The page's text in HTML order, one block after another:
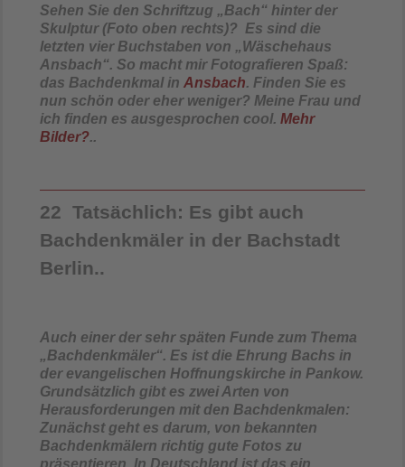
Sehen Sie den Schriftzug „Bach“ hinter der
Skulptur (Foto oben rechts)? Es sind die
letzten vier Buchstaben von „Wäschehaus
Ansbach“. So macht mir Fotografieren Spaß:
das Bachdenkmal in Ansbach. Finden Sie es
nun schön oder eher weniger? Meine Frau und
ich finden es ausgesprochen cool. Mehr
Bilder?..
22 Tatsächlich: Es gibt auch
Bachdenkmäler in der Bachstadt
Berlin..
Auch einer der sehr späten Funde zum Thema
„Bachdenkmäler“. Es ist die Ehrung Bachs in
der evangelischen Hoffnungskirche in Pankow.
Grundsätzlich gibt es zwei Arten von
Herausforderungen mit den Bachdenkmalen:
Zunächst geht es darum, von bekannten
Bachdenkmälern richtig gute Fotos zu